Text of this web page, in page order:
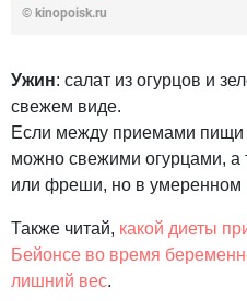
© kinopoisk.ru
Ужин: салат из огурцов и
свежем виде.
Если между приемами пищи
можно свежими огурцами, а
или фреши, но в умеренном
Также читай, какой диеты
Бейонсе во время
лишний вес.